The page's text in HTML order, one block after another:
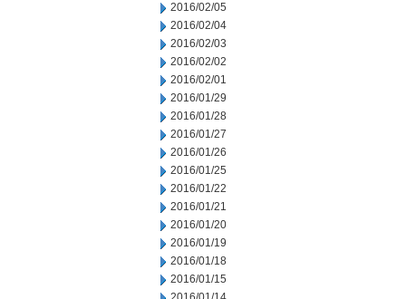
2016/02/05
2016/02/04
2016/02/03
2016/02/02
2016/02/01
2016/01/29
2016/01/28
2016/01/27
2016/01/26
2016/01/25
2016/01/22
2016/01/21
2016/01/20
2016/01/19
2016/01/18
2016/01/15